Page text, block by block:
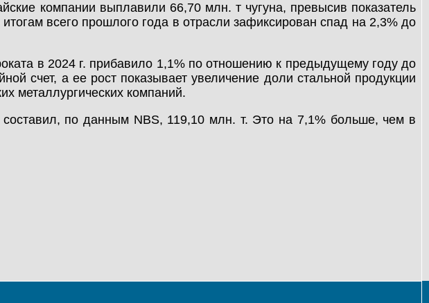
компании выплавили 66,70 млн. т чугуна, превысив показатель
всего прошлого года в отрасли зафиксирован спад на 2,3% до
в 2024 г. прибавило 1,1% по отношению к предыдущему году до
счет, а ее рост показывает увеличение доли стальной продукции
металлургических компаний.
по данным NBS, 119,10 млн. т. Это на 7,1% больше, чем в